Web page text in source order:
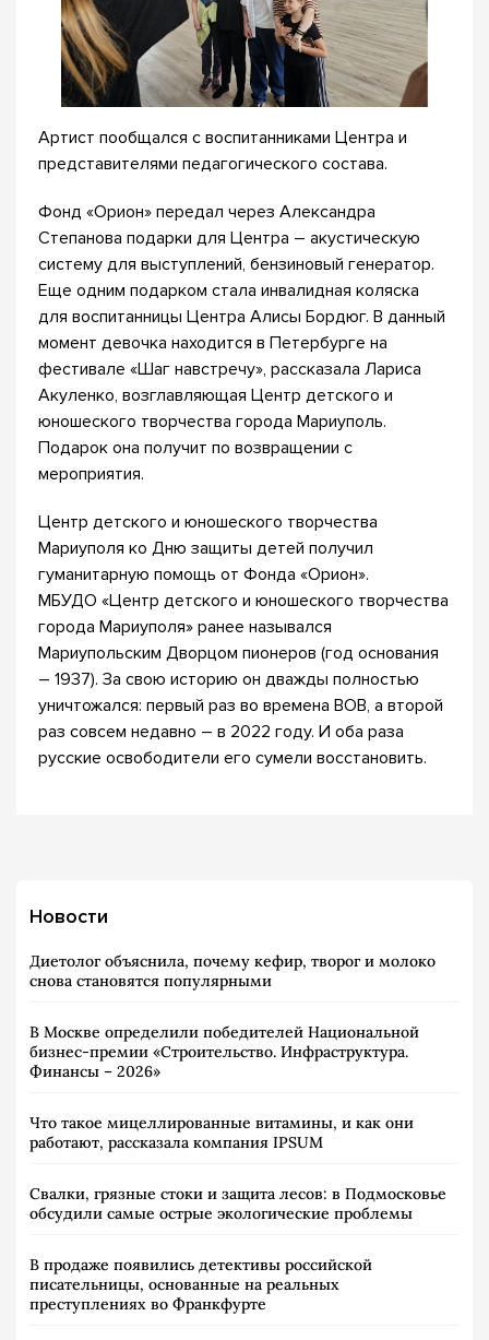
Артист пообщался с воспитанниками Центра и
представителями педагогического состава.
Фонд «Орион» передал через Александра
Степанова подарки для Центра – акустическую
систему для выступлений, бензиновый генератор.
Еще одним подарком стала инвалидная коляска
для воспитанницы Центра Алисы Бордюг. В данный
момент девочка находится в Петербурге на
фестивале «Шаг навстречу», рассказала Лариса
Акуленко, возглавляющая Центр детского и
юношеского творчества города Мариуполь.
Подарок она получит по возвращении с
мероприятия.
Центр детского и юношеского творчества
Мариуполя ко Дню защиты детей получил
гуманитарную помощь от Фонда «Орион».
МБУДО «Центр детского и юношеского творчества
города Мариуполя» ранее назывался
Мариупольским Дворцом пионеров (год основания
– 1937). За свою историю он дважды полностью
уничтожался: первый раз во времена ВОВ, а второй
раз совсем недавно – в 2022 году. И оба раза
русские освободители его сумели восстановить.
Новости
Диетолог объяснила, почему кефир, творог и молоко
снова становятся популярными
В Москве определили победителей Национальной
бизнес-премии «Строительство. Инфраструктура.
Финансы – 2026»
Что такое мицеллированные витамины, и как они
работают, рассказала компания IPSUM
Свалки, грязные стоки и защита лесов: в Подмосковье
обсудили самые острые экологические проблемы
В продаже появились детективы российской
писательницы, основанные на реальных
преступлениях во Франкфурте